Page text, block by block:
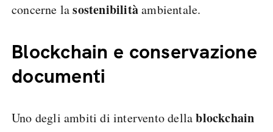
concerne lasostenibilitàambientale.
Blockchain e conservazione
documenti
Uno degli ambiti di intervento dellablockchain